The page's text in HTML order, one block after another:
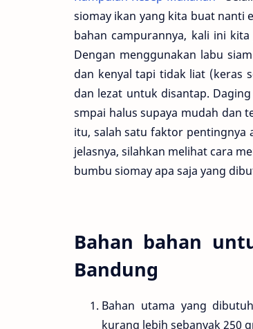
siomay ikan yang kita buat nanti
bahan campurannya, kali ini
Dengan menggunakan labu
dan kenyal tapi tidak liat (keras
dan lezat untuk disantap.
smpai halus supaya mudah dan
itu, salah satu faktor pentingnya
jelasnya, silahkan melihat cara
bumbu siomay apa saja yang
Bahan bahan
Bandung
Bahan utama yang
kurang lebih sebanyak 250